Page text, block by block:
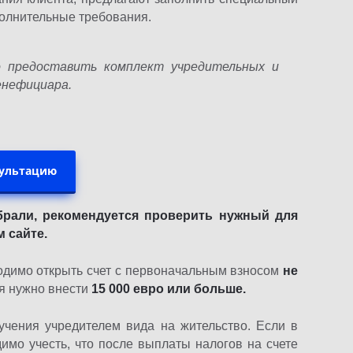
требования.
комплект учредительных и
рекомендуется проверить нужный для
сайте.
открыть счет с первоначальным взносом не
нужно внести 15 000 евро или больше.
учредителем вида на жительство. Если в
учесть, что после выплаты налогов на счете